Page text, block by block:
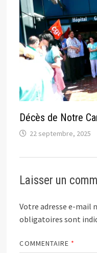
Décès de Notre
22 septembre, 2025
Laisser un
Votre adresse e-mail
obligatoires sont
COMMENTAIRE *